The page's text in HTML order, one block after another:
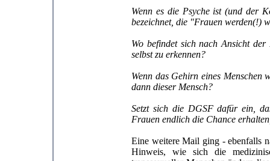
Wenn es die Psyche ist (und der
bezeichnet, die "Frauen werden(!)
Wo befindet sich nach Ansicht
selbst zu erkennen?
Wenn das Gehirn eines
dann dieser Mensch?
Setzt sich die DGSF dafür ein,
Frauen endlich die Chance
Eine weitere Mail ging - ebenfalls
Hinweis, wie sich die